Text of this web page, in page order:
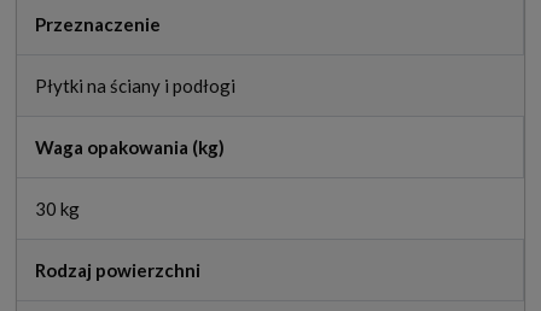
Przeznaczenie
Płytki na ściany i podłogi
Waga opakowania (kg)
30 kg
Rodzaj powierzchni